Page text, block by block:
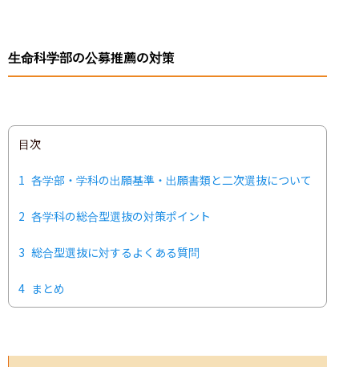
生命科学部の公募推薦の対策
目次
1 各学部・学科の出願基準・出願書類と二次選抜について
2 各学科の総合型選抜の対策ポイント
3 総合型選抜に対するよくある質問
4 まとめ